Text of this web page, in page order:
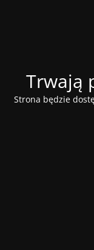
Trwają
Strona będzie